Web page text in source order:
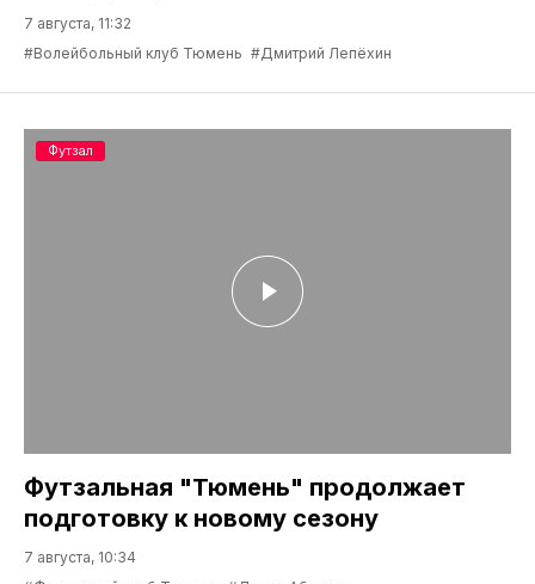
7 августа, 11:32
#Волейбольный клуб Тюмень #Дмитрий Лепёхин
Футзальная "Тюмень" продолжает
подготовку к новому сезону
7 августа, 10:34
Футзал